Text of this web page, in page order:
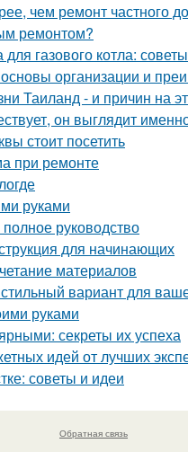
чем ремонт частного
ремонтом?
газового котла:
организации и
Таиланд - и причин на
он выглядит
стоит посетить
при ремонте
руками
руководство
для начинающих
материалов
вариант для
руками
секреты их успеха
идей от лучших
советы и идеи
Обратная связь